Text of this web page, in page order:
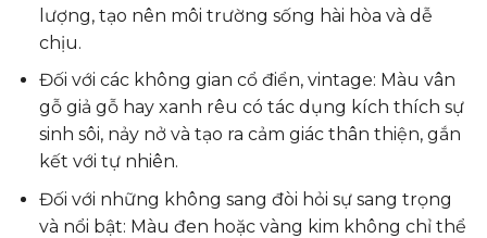
lượng, tạo nên môi trường sống hài hòa và dễ
chịu.
Đối với các không gian cổ điển, vintage: Màu vân
gỗ giả gỗ hay xanh rêu có tác dụng kích thích sự
sinh sôi, nảy nở và tạo ra cảm giác thân thiện, gắn
kết với tự nhiên.
Đối với những không sang đòi hỏi sự sang trọng
và nổi bật: Màu đen hoặc vàng kim không chỉ thể